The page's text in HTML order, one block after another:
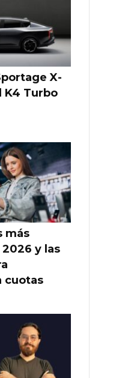
X-
K4 Turbo
más
y las
cuotas